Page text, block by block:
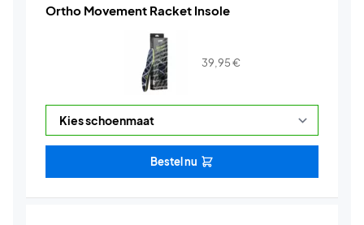
Ortho Movement Racket Insole
39,95€
Bestel nu